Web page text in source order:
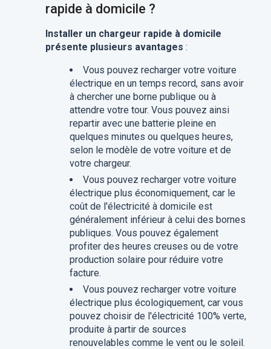
rapide à domicile ?
Installer un chargeur rapide à domicile
présente plusieurs avantages :
Vous pouvez recharger votre voiture
électrique en un temps record, sans avoir
à chercher une borne publique ou à
attendre votre tour. Vous pouvez ainsi
repartir avec une batterie pleine en
quelques minutes ou quelques heures,
selon le modèle de votre voiture et de
votre chargeur.
Vous pouvez recharger votre voiture
électrique plus économiquement, car le
coût de l'électricité à domicile est
généralement inférieur à celui des bornes
publiques. Vous pouvez également
profiter des heures creuses ou de votre
production solaire pour réduire votre
facture.
Vous pouvez recharger votre voiture
électrique plus écologiquement, car vous
pouvez choisir de l'électricité 100% verte,
produite à partir de sources
renouvelables comme le vent ou le soleil.